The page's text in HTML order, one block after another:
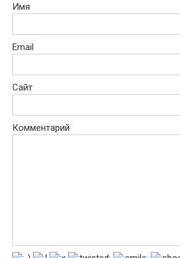
Имя
Email
Сайт
Комментарий